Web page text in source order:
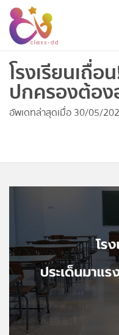
Skip
content
อนุบาล
ประถม
อื่นๆ
โรงเรียนเถื่อ
ปกครองต้อง
อัพเดทล่าสุดเมื่อ 30/05/